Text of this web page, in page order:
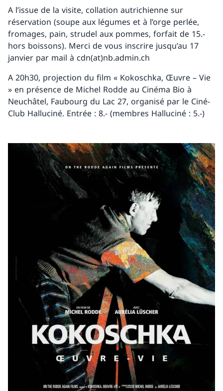
A l’issue de la visite, collation autrichienne sur
réservation (soupe aux légumes et à l’orge perlée,
fromages, pain, strudel aux pommes, forfait de 15.-
hors boissons). Merci de vous inscrire jusqu’au 17
janvier par mail à cdn(at)nb.admin.ch
A 20h30, projection du film « Kokoschka, Œuvre – Vie
» en présence de Michel Rodde au Cinéma Bio à
Neuchâtel, Faubourg du Lac 27, organisé par le Ciné-
Club Halluciné. Entrée : 8.- (membres Halluciné : 5.-)